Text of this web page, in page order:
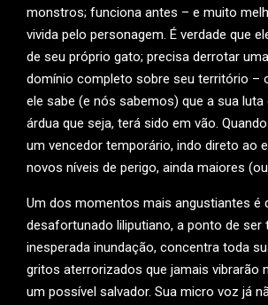
monstros; funciona antes – e muito
vivida pelo personagem. É verdade que
de seu próprio gato; precisa derrotar
domínio completo sobre seu território –
ele sabe (e nós sabemos) que a sua luta
árdua que seja, terá sido em vão.
um vencedor temporário, indo direto ao
novos níveis de perigo, ainda maiores
Um dos momentos mais angustiantes é
desafortunado liliputiano, a ponto de ser
inesperada inundação, concentra toda
gritos aterrorizados que jamais vibrarão
um possível salvador. Sua micro voz já